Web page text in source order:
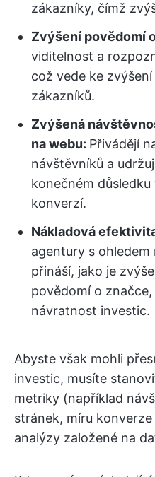
zákazníky, čímž
Zvýšení povědomí
viditelnost a
což vede ke
zákazníků.
Zvýšená
na webu: Přivádějí
návštěvníků a
konečném
konverzí.
Nákladová
agentury s
přináší, jako je
povědomí o
návratnost investic.
Abyste však mohli
investic, musíte
metriky (například
stránek, míru
analýzy založené na